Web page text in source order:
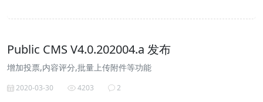
Public CMS V4.0.202004.a 发布
增加投票,内容评分,批量上传附件等功能
2020-03-30 4203 2